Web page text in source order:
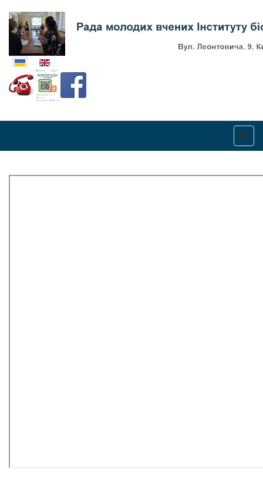
Оберіть свою мову